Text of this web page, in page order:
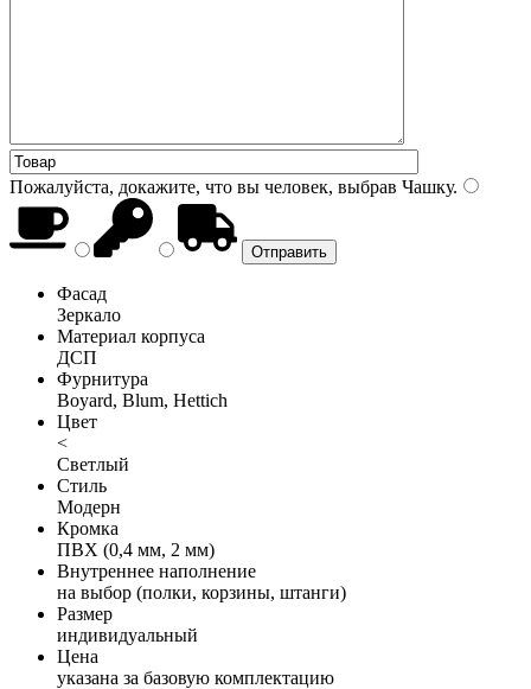
Пожалуйста, докажите, что вы человек, выбрав Чашку.
Фасад
Зеркало
Материал корпуса
ДСП
Фурнитура
Boyard, Blum, Hettich
Цвет
<
Светлый
Стиль
Модерн
Кромка
ПВХ (0,4 мм, 2 мм)
Внутреннее наполнение
на выбор (полки, корзины, штанги)
Размер
индивидуальный
Цена
указана за базовую комплектацию